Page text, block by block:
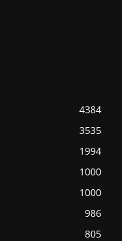
4384
3535
1994
1000
1000
986
805